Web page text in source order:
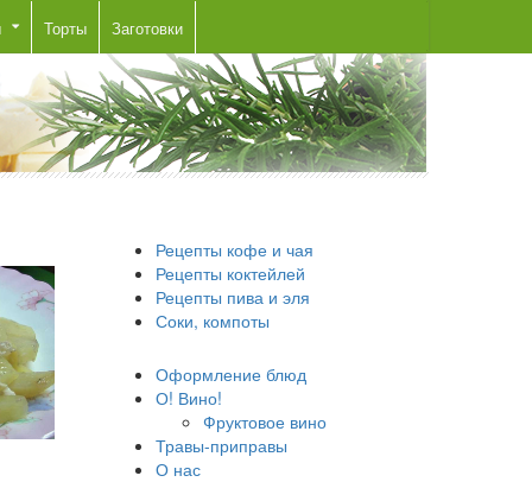
Торты Заготовки
Рецепты кофе и чая
Рецепты коктейлей
Рецепты пива и эля
Соки, компоты
Оформление блюд
О! Вино!
Фруктовое вино
Травы-приправы
О нас